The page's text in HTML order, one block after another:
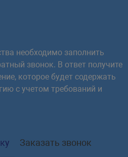
необходимо заполнить
звонок. В ответ получите
которое будет содержать
с учетом требований и
Заказать звонок